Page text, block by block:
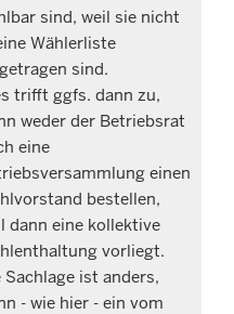
sind, weil sie nicht
Wählerliste
sind.
trifft ggfs. dann zu,
weder der Betriebsrat
eine
einen
bestellen,
dann eine kollektive
vorliegt.
Sachlage ist anders,
- wie hier - ein vom